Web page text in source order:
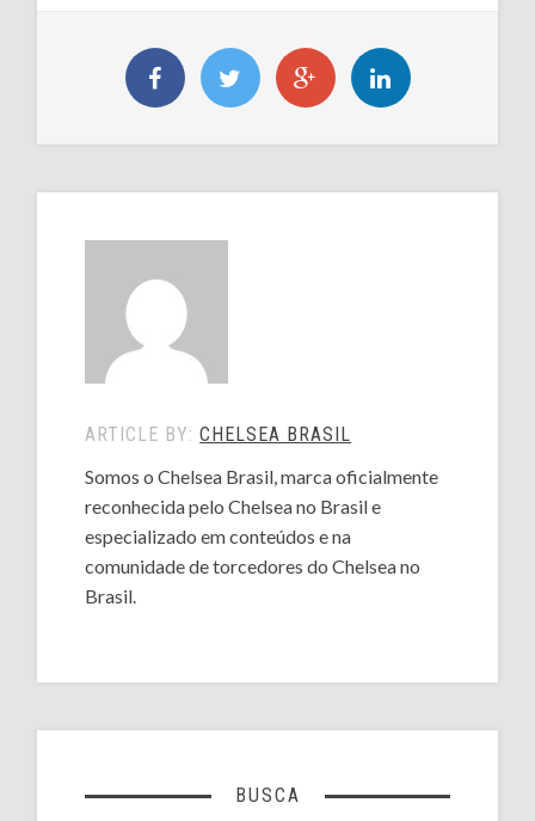
ARTICLE BY:CHELSEA BRASIL
Somos o Chelsea Brasil, marca oficialmente
reconhecida pelo Chelsea no Brasil e
especializado em conteúdos e na
comunidade de torcedores do Chelsea no
Brasil.
BUSCA